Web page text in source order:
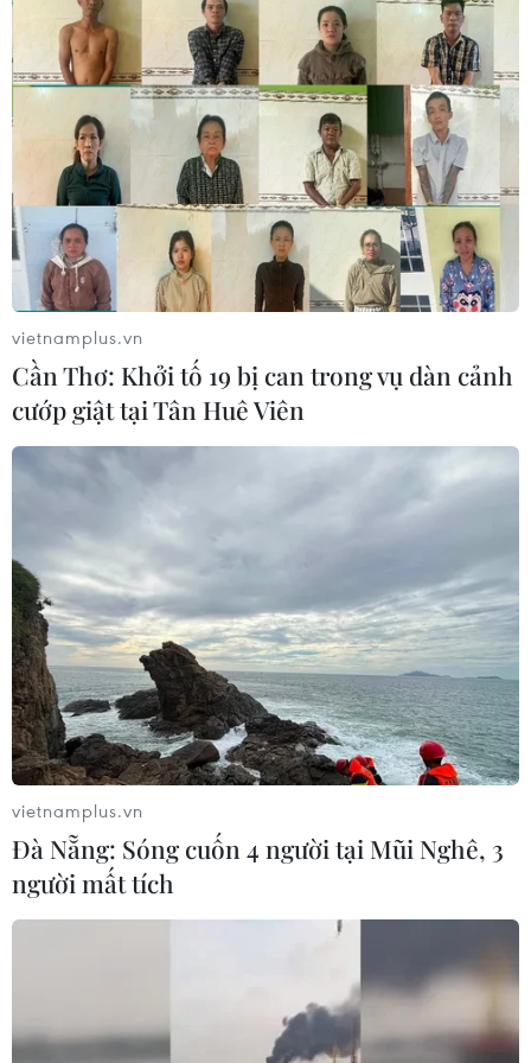
tăng thêm số lượng phương tiện tham gia thí điểm từ
ngày 15/7 tới đây.
Taxi truyền thống không xin bảo hộ,
tuyên chiến với Uber và Grab
28/06/2017 08:26
Đại diện các Hiệp hội taxi và doanh nghiệp taxi đều
khẳng định không xin Nhà nước bảo hộ mà sẵn sàng
cạnh tranh với các đối thủ Grab, Uber.
vietnamplus.vn
Cần Thơ: Khởi tố 19 bị can trong vụ dàn cảnh
cướp giật tại Tân Huê Viên
vietnamplus.vn
Đà Nẵng: Sóng cuốn 4 người tại Mũi Nghê, 3
người mất tích